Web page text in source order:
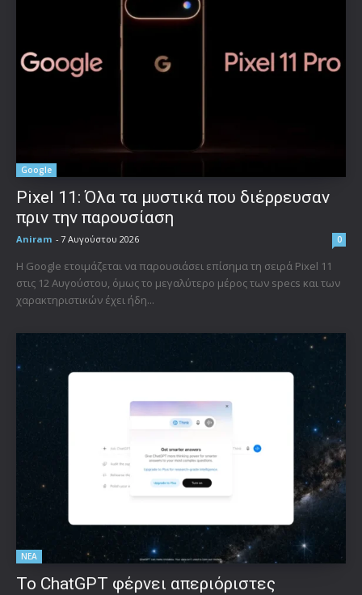
Google
Pixel 11: Όλα τα μυστικά που διέρρευσαν
πριν την παρουσίαση
Aniram - 7 Αυγούστου 2026 0
Η Google ετοιμάζεται να παρουσιάσει επίσημα τη σειρά Pixel 11
στις 12 Αυγούστου, όμως το μεγαλύτερο μέρος των specs και των
χαρακτηριστικών έχει ήδη...
ΝΕΑ
Το ChatGPT φέρνει απεριόριστες